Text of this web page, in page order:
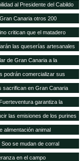
al Presidente del Cabildo
Canaria otros 200
critican que el matadero
las queserías artesanales
de Gran Canaria a la
de 894.346 animales
podrán comercializar sus
sacrifican en Gran Canaria
garantiza la
ganado porcino
las emisiones de los purines
alimentación animal
se mudan de corral
en el campo